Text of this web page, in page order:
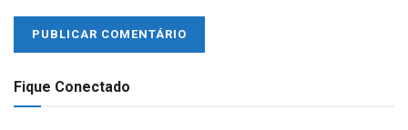
Fique Conectado